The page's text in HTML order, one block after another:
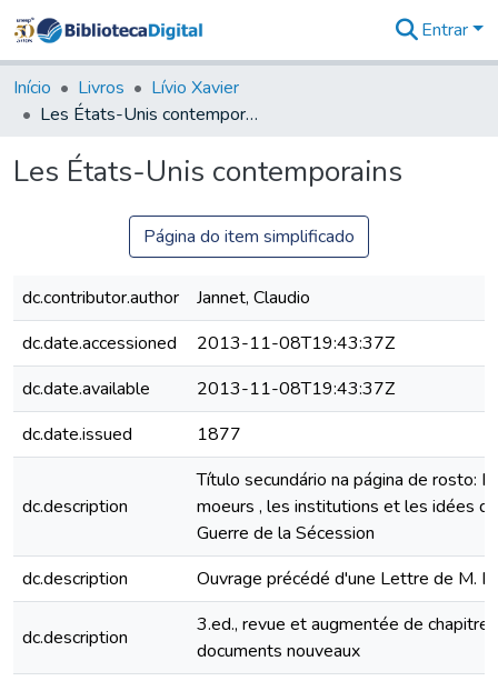
&
Coleções
Tudo na
Digital
Entrar
Início Livros
Lívio Xavier
Les États-Unis contemporains
Les États-Unis contemporains
Página do item simplificado
dc.contributor.author
Jannet, Claudio
dc.date.accessioned
2013-11-08T19:43:37Z
dc.date.available
2013-11-08T19:43:37Z
dc.date.issued
1877
dc.description
Título secundário na página de rosto:
moeurs , les institutions et les idées
Guerre de la Sécession
dc.description
Ouvrage précédé d'une Lettre de M.
dc.description
3.ed., revue et augmentée de
documents nouveaux